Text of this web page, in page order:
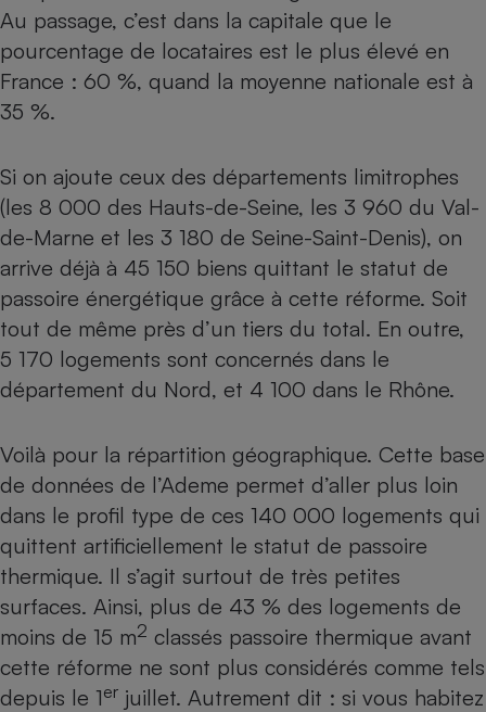
Au passage, c’est dans la capitale que le
pourcentage de locataires est le plus élevé en
France : 60 %, quand la moyenne nationale est à
35 %.
Si on ajoute ceux des départements limitrophes
(les 8 000 des Hauts-de-Seine, les 3 960 du Val-
de-Marne et les 3 180 de Seine-Saint-Denis), on
arrive déjà à 45 150 biens quittant le statut de
passoire énergétique grâce à cette réforme. Soit
tout de même près d’un tiers du total. En outre,
5 170 logements sont concernés dans le
département du Nord, et 4 100 dans le Rhône.
Voilà pour la répartition géographique. Cette base
de données de l’Ademe permet d’aller plus loin
dans le profil type de ces 140 000 logements qui
quittent artificiellement le statut de passoire
thermique. Il s’agit surtout de très petites
surfaces. Ainsi, plus de 43 % des logements de
moins de 15 m2 classés passoire thermique avant
cette réforme ne sont plus considérés comme tels
depuis le 1er juillet. Autrement dit : si vous habitez